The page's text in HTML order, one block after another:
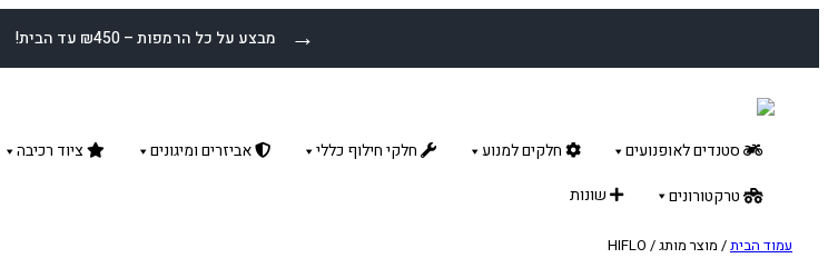
מבצע על כל הרמפות – ₪450 עד הבית! →
סטנדים לאופנועים חלקים למנוע חלקי חילוף כללי אביזרים ומיגונים ציוד רכיבה
טרקטורונים
שונות
עמוד הבית/ מוצר מותג / HIFLO